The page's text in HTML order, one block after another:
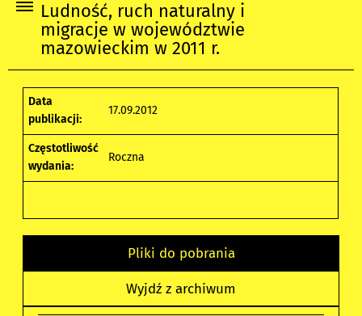
Ludność, ruch naturalny i
migracje w województwie
mazowieckim w 2011 r.
Data
publikacji:
17.09.2012
Częstotliwość
wydania:
Roczna
Pliki do pobrania
Wyjdź z archiwum